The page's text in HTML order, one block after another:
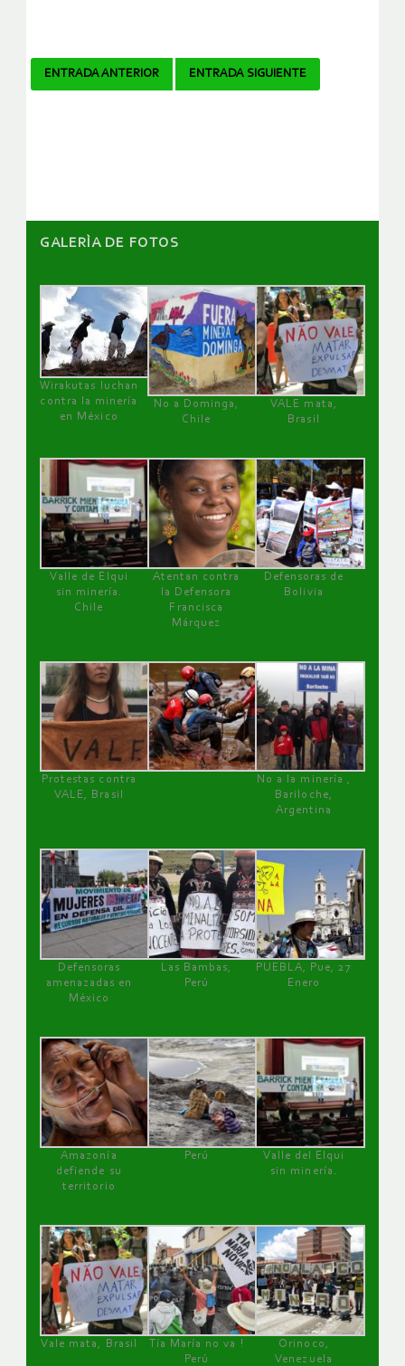
Navegador
ENTRADA ANTERIOR ENTRADA SIGUIENTE
GALERÌA DE FOTOS
Wirakutas luchan
contra la minería
en México
No a Dominga,
Chile
VALE mata,
Brasil
Valle de Elqui
sin minería.
Chile
Atentan contra
la Defensora
Francisca
Márquez
Defensoras de
Bolivia
Protestas contra
VALE, Brasil
No a la minería ,
Bariloche,
Argentina
Defensoras
amenazadas en
México
Las Bambas,
Perú
PUEBLA, Pue, 27
Enero
Amazonía
defiende su
territorio
Perú
Valle del Elqui
sin minería.
Vale mata, Brasil
Tía María no va !
Perú
Orinoco,
Venezuela